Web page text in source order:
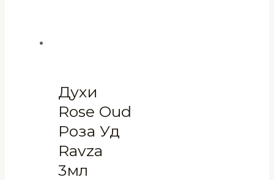
Духи
Rose Oud
Роза Уд
Ravza
3мл